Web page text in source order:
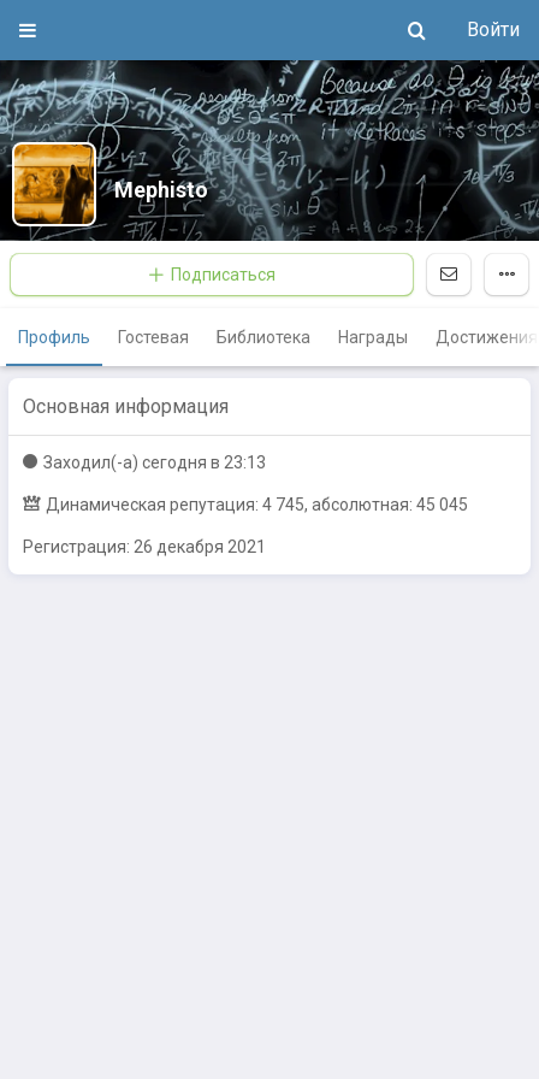
Войти
Mephisto
Подписаться
Профиль Гостевая Библиотека Награды Достижения
Основная информация
Заходил(-a) сегодня в 23:13
Динамическая репутация: 4 745, абсолютная: 45 045
Регистрация: 26 декабря 2021